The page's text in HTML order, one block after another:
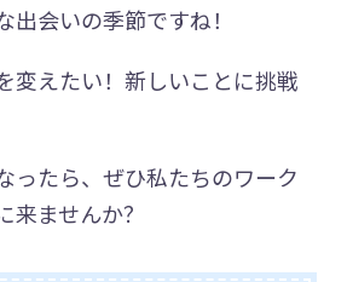
出会いの季節ですね！
変えたい！新しいことに挑戦
ったら、ぜひ私たちのワーク
来ませんか？